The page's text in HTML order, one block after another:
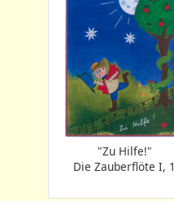
"Zu Hilfe!"
Die Zauberflöte I, 1